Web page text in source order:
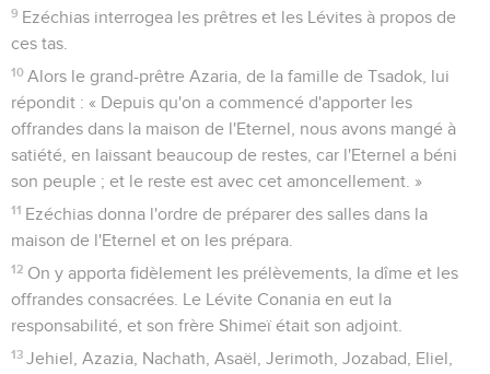
9 Ezéchias interrogea les prêtres et les Lévites à propos de
ces tas.
10 Alors le grand-prêtre Azaria, de la famille de Tsadok, lui
répondit : « Depuis qu'on a commencé d'apporter les
offrandes dans la maison de l'Eternel, nous avons mangé à
satiété, en laissant beaucoup de restes, car l'Eternel a béni
son peuple ; et le reste est avec cet amoncellement. »
11 Ezéchias donna l'ordre de préparer des salles dans la
maison de l'Eternel et on les prépara.
12 On y apporta fidèlement les prélèvements, la dîme et les
offrandes consacrées. Le Lévite Conania en eut la
responsabilité, et son frère Shimeï était son adjoint.
13 Jehiel, Azazia, Nachath, Asaël, Jerimoth, Jozabad, Eliel,